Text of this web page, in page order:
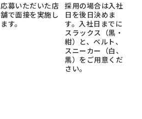
応募いただいた店
舗で面接を実施し
ます。
採用の場合は入社
日を後日決めま
す。入社日までに
スラックス（黒・
紺）と、ベルト、
スニーカー（白、
黒）をご用意くだ
さい。